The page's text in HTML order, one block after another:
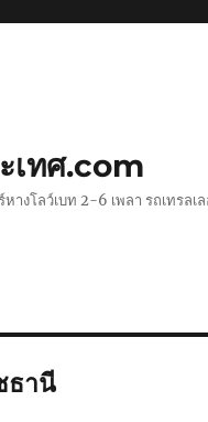
เทศ.com
หางโลว์เบท 2-6 เพลา รถเท
ธานี